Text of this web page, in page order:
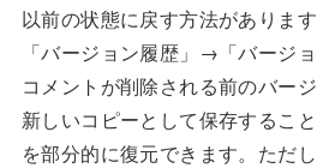
以前の状態に戻す方法がありま
「バージョン履歴」→「バージ
コメントが削除される前のバー
新しいコピーとして保存するこ
を部分的に復元できます。ただ